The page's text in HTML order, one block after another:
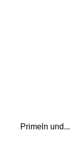
Primeln